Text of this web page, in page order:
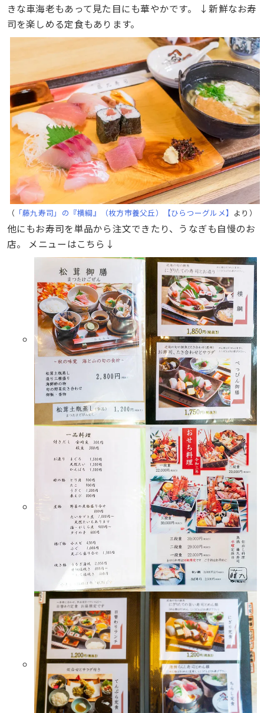
きな車海老もあって見た目にも華やかです。 ↓新鮮なお寿
司を楽しめる定食もあります。
（ 「藤九寿司」の『横綱』（枚方市養父丘）【ひらつーグルメ】 より）
他にもお寿司を単品から注文できたり、うなぎも自慢のお
店。 メニューはこちら↓